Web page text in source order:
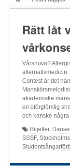
Rätt låt
Vårsnuva?
Contest är det
akademiska
en oförglömlig
och kanske
Biljetter,
SSSF,